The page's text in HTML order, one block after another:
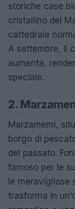
storiche case
cristallino del
cattedrale
A settembre, il
aumenta,
speciale.
2.
Marzamemi,
borgo di
del passato.
famoso per le
le meravigliose
trasforma in